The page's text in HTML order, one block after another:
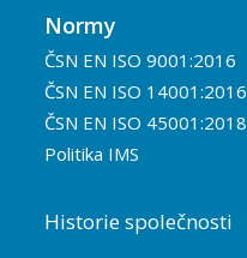
Normy
ČSN EN ISO 9001:2016
ČSN EN ISO 14001:2016
ČSN EN ISO 45001:2018
Politika IMS
Historie společnosti